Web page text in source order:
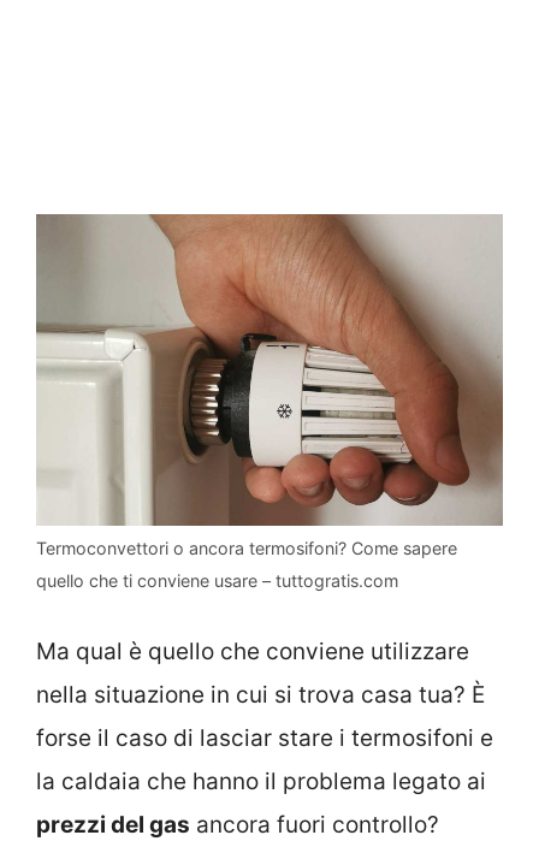
Termoconvettori o ancora termosifoni? Come sapere
quello che ti conviene usare – tuttogratis.com
Ma qual è quello che conviene utilizzare
nella situazione in cui si trova casa tua? È
forse il caso di lasciar stare i termosifoni e
la caldaia che hanno il problema legato ai
prezzi del gas ancora fuori controllo?